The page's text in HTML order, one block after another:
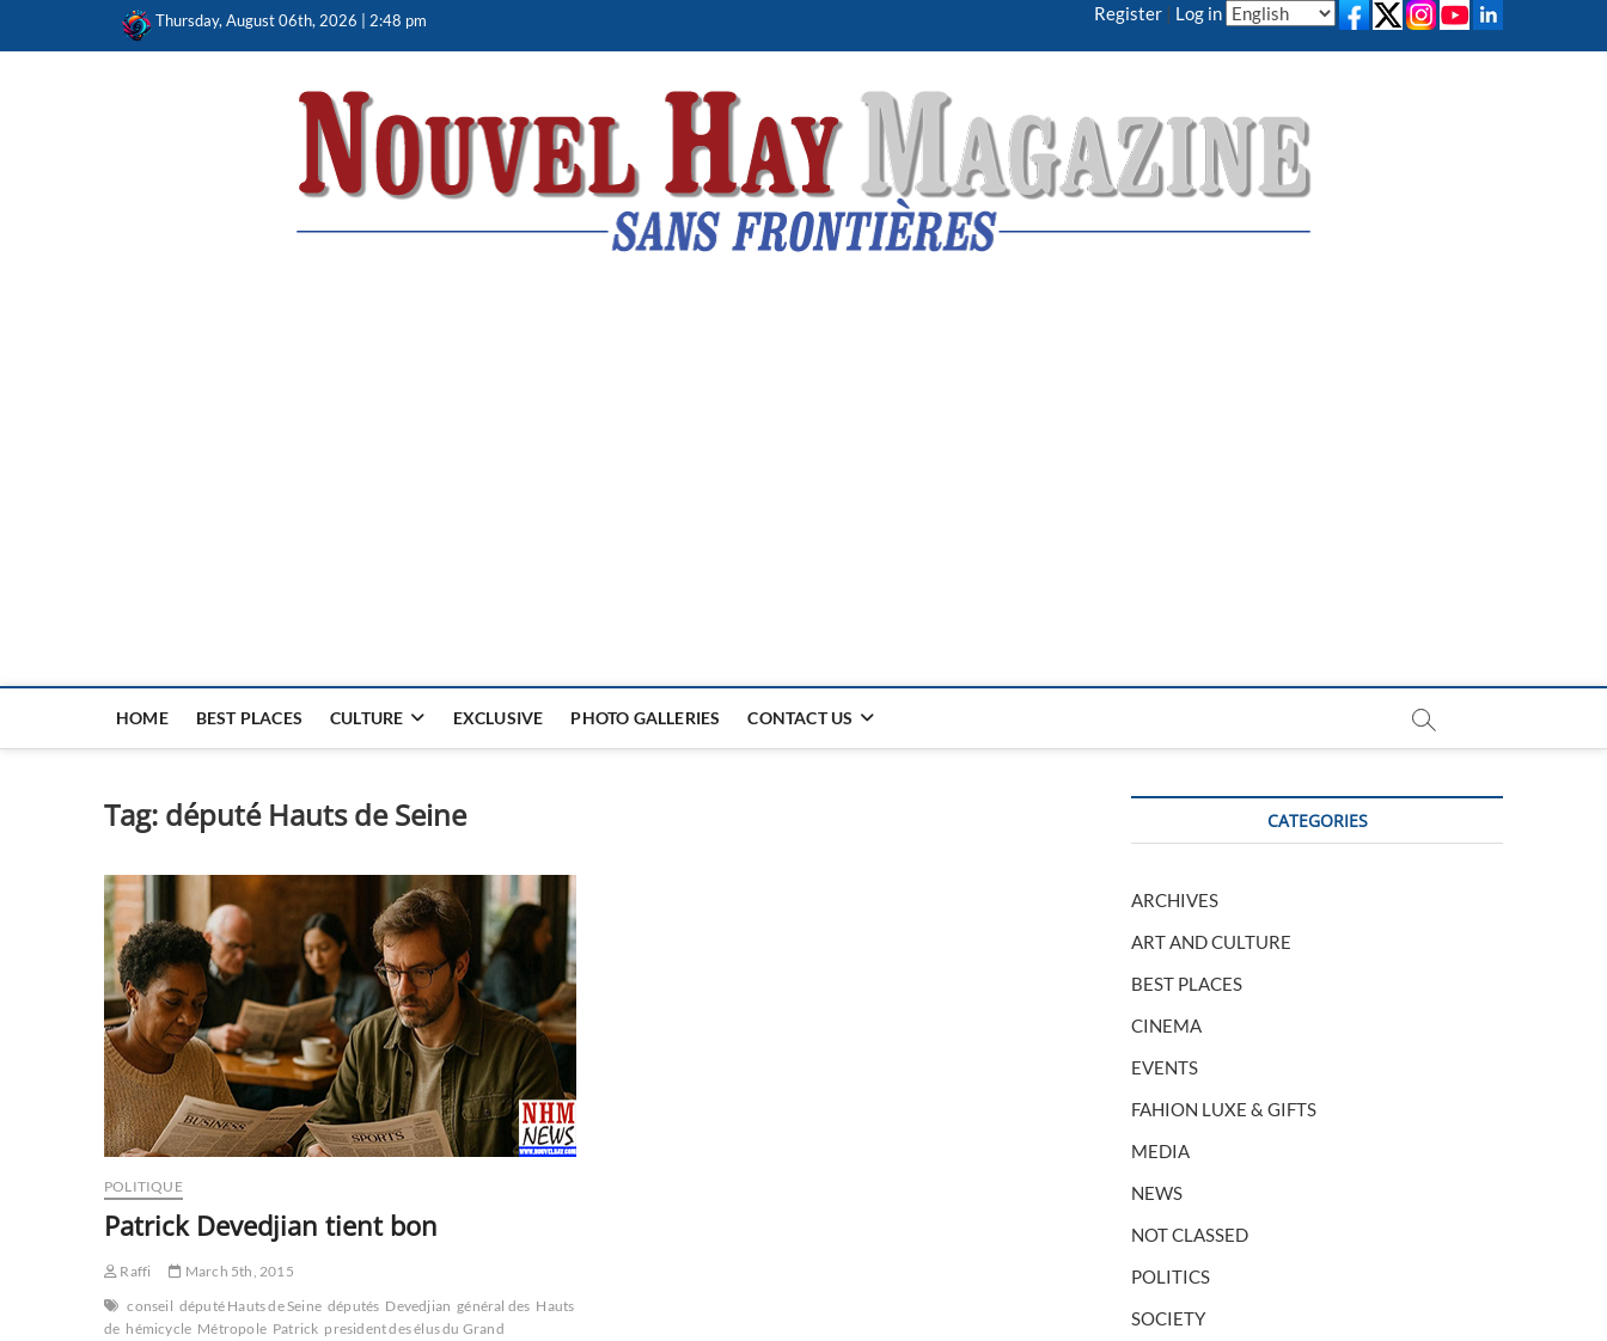
Thursday, August 06th, 2026 | 2:48 pm Register | Log in
HOME BEST PLACES CULTURE EXCLUSIVE PHOTO GALLERIES CONTACT US
Tag: député Hauts de Seine
POLITIQUE
Patrick Devedjian tient bon
Raffi
March 5th, 2015
conseil député Hauts de Seine députés Devedjian général des Hauts
de hémicycle Métropole Patrick president des élus du Grand
CATEGORIES
ARCHIVES
ART AND CULTURE
BEST PLACES
CINEMA
EVENTS
FAHION LUXE & GIFTS
MEDIA
NEWS
NOT CLASSED
POLITICS
SOCIETY